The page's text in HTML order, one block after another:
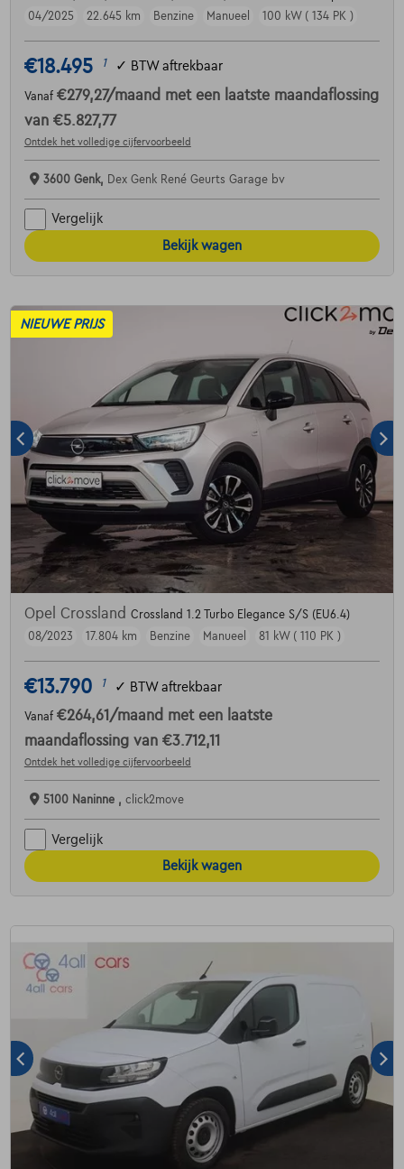
04/2025
22.645 km Benzine Manueel 100 kW ( 134 PK )
€18.495 1 ✓ BTW aftrekbaar
Vanaf €279,27/maand met een laatste maandaflossing
van €5.827,77
Ontdek het volledige cijfervoorbeeld
3600 Genk, Dex Genk René Geurts Garage bv
Vergelijk
Bekijk wagen
NIEUWE PRIJS
Opel Crossland Crossland 1.2 Turbo Elegance S/S (EU6.4)
08/2023
17.804 km Benzine Manueel 81 kW ( 110 PK )
€13.790 1 ✓ BTW aftrekbaar
Vanaf €264,61 /maand met een laatste
maandaflossing van €3.712,11
Ontdek het volledige cijfervoorbeeld
5100 Naninne , click2move
Vergelijk
Bekijk wagen